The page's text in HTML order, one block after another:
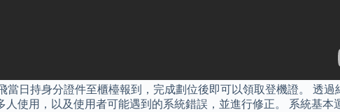
日持身分證件至櫃檯報到，完成劃位後即可以領取登機證。 透
使用，以及使用者可能遇到的系統錯誤，並進行修正。 系統基本